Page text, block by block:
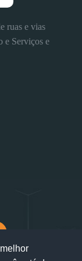
ruas e vias
e Serviços e